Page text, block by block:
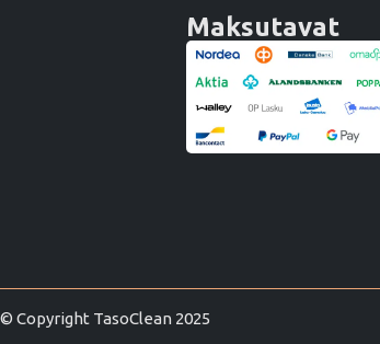
Maksutavat
© Copyright TasoClean 2025